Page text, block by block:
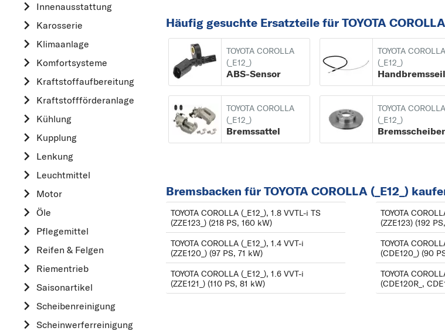
Innenausstattung
Karosserie
Klimaanlage
Komfortsysteme
Kraftstoff­aufbereitung
Kraftstoff­förderanlage
Kühlung
Kupplung
Lenkung
Leuchtmittel
Motor
Öle
Pflegemittel
Reifen & Felgen
Riementrieb
Saisonartikel
Scheibenreinigung
Scheinwerferreinigung
AUDI
ALFA ROMEO
AUDI
BMW
C
D
DACIA
DAIHATSU
F
FIAT
FORD
RAV 4
AVENSIS
AVENSIS VERSO
COROLLA
G
HIACE
Häufig gesuchte Ersatzteile für TOYOTA
TOYOTA COROLLA
(_E12_)
ABS-Sensor
TOYOTA COROLLA
(_E12_)
Handbremsseil
TOYOTA COROLLA
(_E12_)
Bremssattel
TOYOTA COROLLA
(_E12_)
Bremsbacken für TOYOTA COROLLA (_E12_)
TOYOTA COROLLA (_E12_), 1.8 VVTL-i TS
(ZZE123_) (218 PS, 160 kW)
TOYOTA COROLLA (_E12_), 1.4 VVT-i
(ZZE120_) (97 PS, 71 kW)
TOYOTA COROLLA (_E12_), 1.6 VVT-i
(ZZE121_) (110 PS, 81 kW)
TOYOTA
(ZZE123) (192
TOYOTA
(CDE120_) (90
TOYOTA
(CDE120R_,